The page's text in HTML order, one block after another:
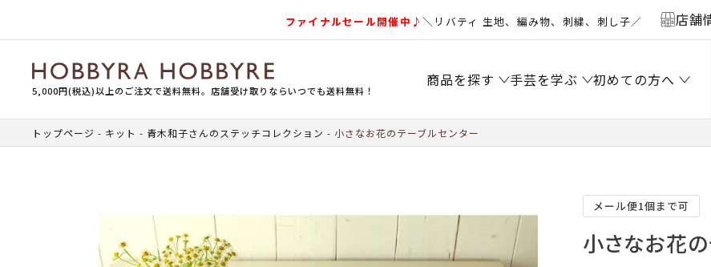
ファイナルセール開催中♪＼リバティ 生地、編み物、刺繍、刺し子／ 店舗
5,000円(税込)以上のご注文で送料無料。店舗受け取りならいつでも送料無料！
商品を探す 手芸を学ぶ 初めての方へ
トップページ キット 青木和子さんのステッチコレクション 小さなお花のテーブルセンター
メール便1個まで可
小さなお花